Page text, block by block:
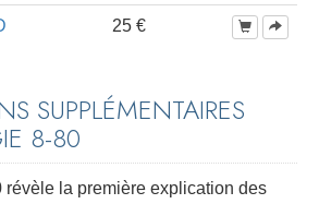
25 €
SUPPLÉMENTAIRES
8-80
révèle la première explication des